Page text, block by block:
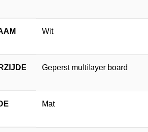
Wit
Geperst multilayer board
Mat